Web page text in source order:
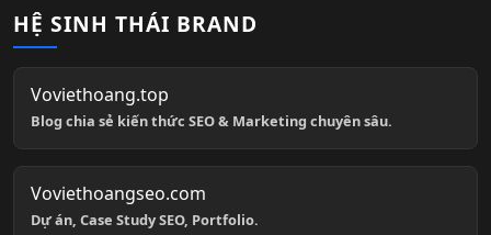
HỆ SINH THÁI BRAND
Voviethoang.top
Blog chia sẻ kiến thức SEO & Marketing chuyên sâu.
Voviethoangseo.com
Dự án, Case Study SEO, Portfolio.